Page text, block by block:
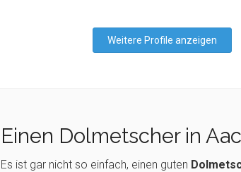
Weitere Profile anzeigen
Einen Dolmetscher in
Es ist gar nicht so einfach, einen guten